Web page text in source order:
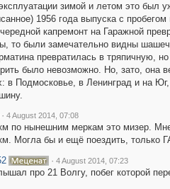
зимой и летом это был
1956 года выпуска с
капремонт на Гаражной
то были замечательно видны
превратилась в тряпичную,
было невозможно. Но, зато, она
в Подмосковье, в Ленинград и на
· 4 August 2014, 07:08
по нынешним меркам это мизер.
Могла бы и ещё поездить, только
· 4 August 2014, 07:23
про 21 Волгу, побег которой